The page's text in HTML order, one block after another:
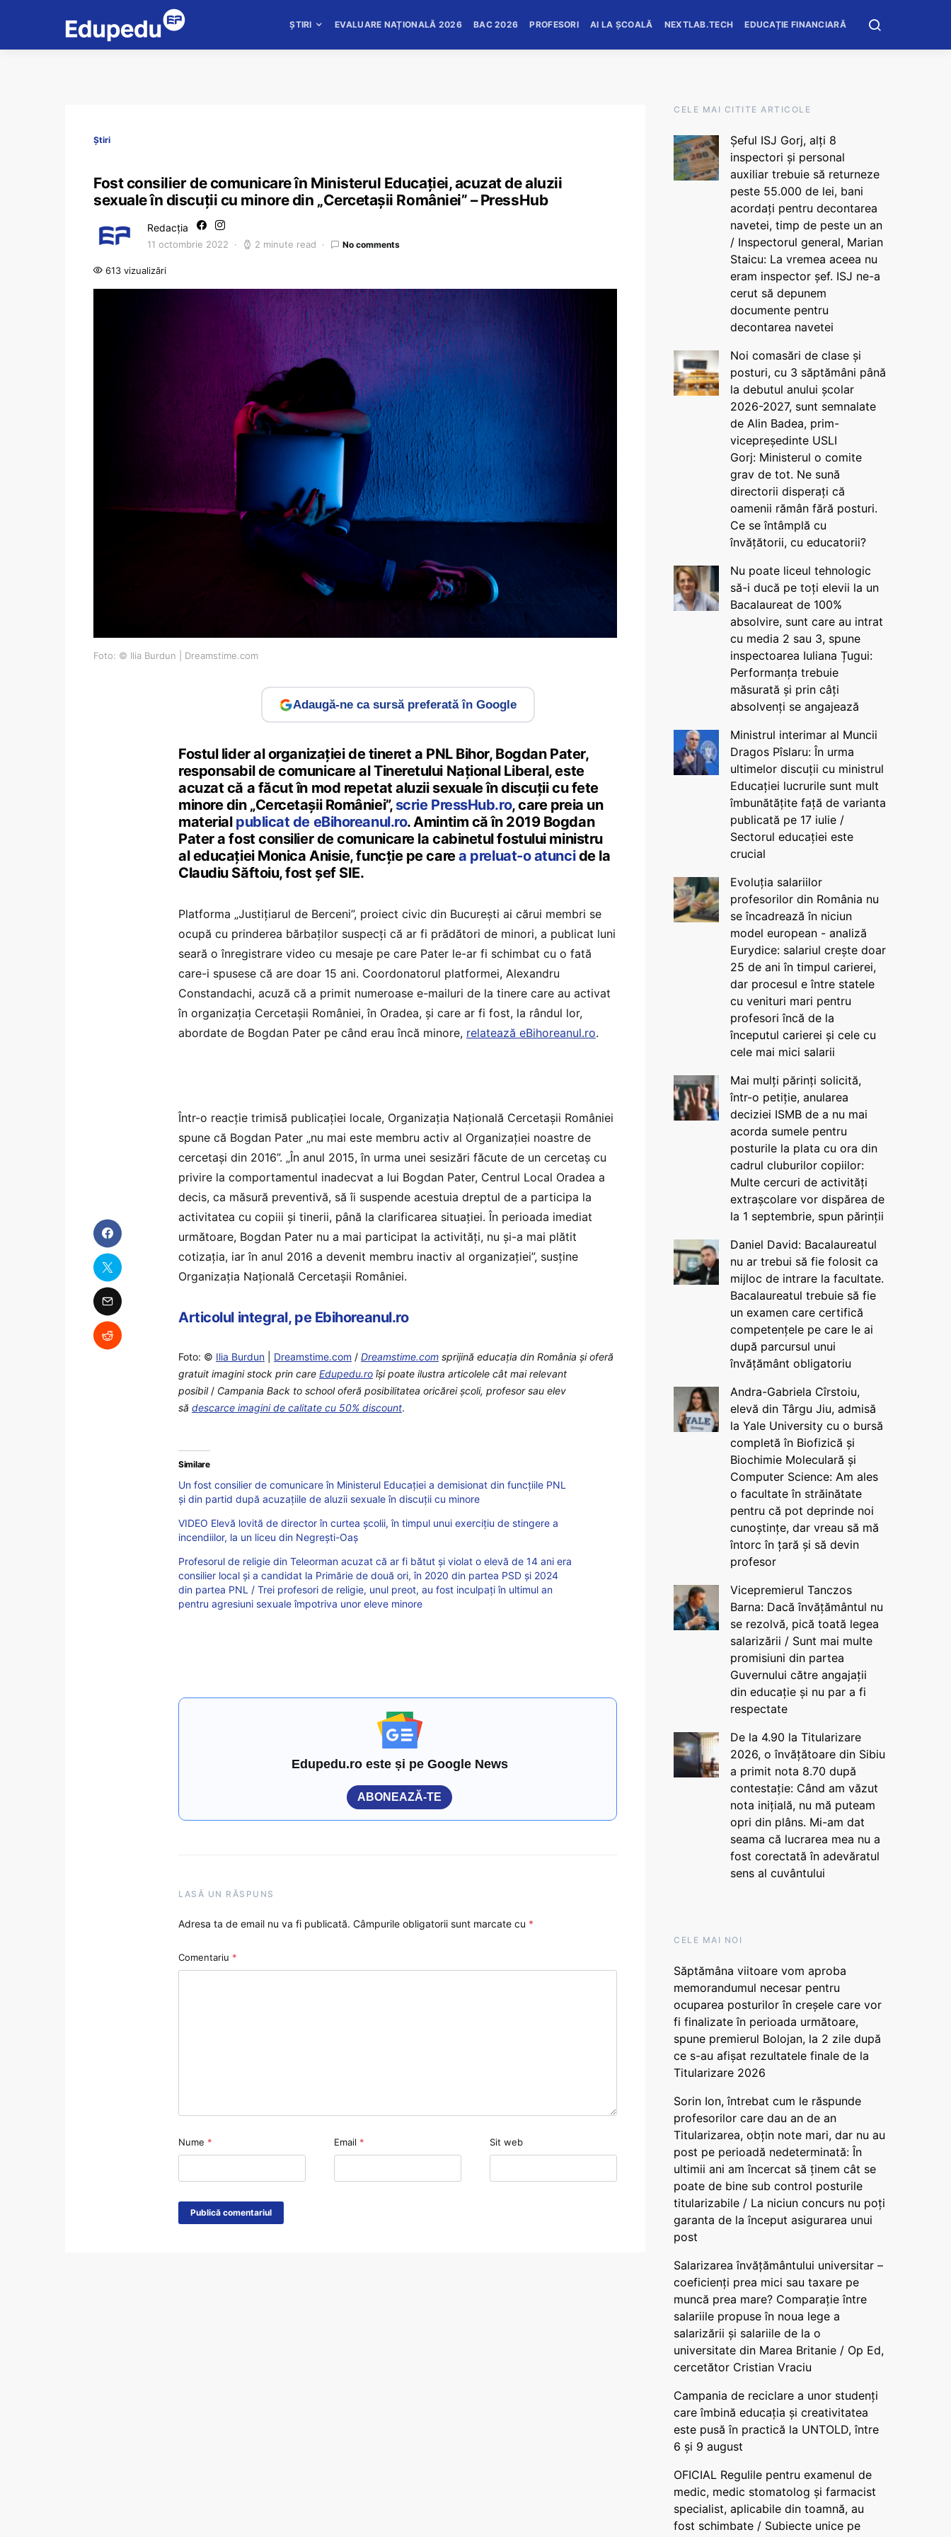
ȘTIRI EVALUARE NAȚIONALĂ 2026 BAC 2026 PROFESORI AI LA ȘCOALĂ NEXTLAB.TECH EDUCAȚIE FINANCIARĂ
Știri
Fost consilier de comunicare în Ministerul Educației, acuzat de aluzii
sexuale în discuții cu minore din „Cercetașii României” – PressHub
Redacția
11 octombrie 2022 2 minute read No comments
613 vizualizări
Foto: © Ilia Burdun | Dreamstime.com
Adaugă-ne ca sursă preferată în Google
Fostul lider al organizației de tineret a PNL Bihor, Bogdan Pater,
responsabil de comunicare al Tineretului Național Liberal, este
acuzat că a făcut în mod repetat aluzii sexuale în discuții cu fete
minore din „Cercetașii României”, scrie PressHub.ro, care preia un
material publicat de eBihoreanul.ro. Amintim că în 2019 Bogdan
Pater a fost consilier de comunicare la cabinetul fostului ministru
al educației Monica Anisie, funcție pe carea preluat-o atuncide la
Claudiu Săftoiu, fost șef SIE.
Platforma „Justițiarul de Berceni”, proiect civic din București ai cărui membri se
ocupă cu prinderea bărbaților suspecți că ar fi prădători de minori, a publicat luni
seară o înregistrare video cu mesaje pe care Pater le-ar fi schimbat cu o fată
care-i spusese că are doar 15 ani. Coordonatorul platformei, Alexandru
Constandachi, acuză că a primit numeroase e-mailuri de la tinere care au activat
în organizația Cercetașii României, în Oradea, și care ar fi fost, la rândul lor,
abordate de Bogdan Pater pe când erau încă minore, relatează eBihoreanul.ro.
Într-o reacție trimisă publicației locale, Organizația Națională Cercetașii României
spune că Bogdan Pater „nu mai este membru activ al Organizației noastre de
cercetași din 2016”. „În anul 2015, în urma unei sesizări făcute de un cercetaș cu
privire la comportamentul inadecvat a lui Bogdan Pater, Centrul Local Oradea a
decis, ca măsură preventivă, să îi suspende acestuia dreptul de a participa la
activitatea cu copiii și tinerii, până la clarificarea situației. În perioada imediat
următoare, Bogdan Pater nu a mai participat la activități, nu și-a mai plătit
cotizația, iar în anul 2016 a devenit membru inactiv al organizației”, susține
Organizația Națională Cercetașii României.
Articolul integral, pe Ebihoreanul.ro
Foto: © Ilia Burdun Dreamstime.com / Dreamstime.com sprijină educaţia din România şi oferă
gratuit imagini stock prin care Edupedu.ro îşi poate ilustra articolele cât mai relevant
posibil/ Campania Back to school oferă posibilitatea oricărei școli, profesor sau elev
să descarce imagini de calitate cu 50% discount.
Similare
Un fost consilier de comunicare în Ministerul Educației a demisionat din funcțiile PNL
și din partid după acuzațiile de aluzii sexuale în discuții cu minore
VIDEO Elevă lovită de director în curtea școlii, în timpul unui exercițiu de stingere a
incendiilor, la un liceu din Negrești-Oaș
Profesorul de religie din Teleorman acuzat că ar fi bătut și violat o elevă de 14 ani era
consilier local și a candidat la Primărie de două ori, în 2020 din partea PSD și 2024
din partea PNL / Trei profesori de religie, unul preot, au fost inculpați în ultimul an
pentru agresiuni sexuale împotriva unor eleve minore
Edupedu.ro este și pe Google News
ABONEAZĂ-TE
LASĂ UN RĂSPUNS
Adresa ta de email nu va fi publicată. Câmpurile obligatorii sunt marcate cu *
Comentariu *
Nume * Email * Sit web
CELE MAI CITITE ARTICOLE
Șeful ISJ Gorj, alți 8
inspectori și personal
auxiliar trebuie să returneze
peste 55.000 de lei, bani
acordați pentru decontarea
navetei, timp de peste un an
/ Inspectorul general, Marian
Staicu: La vremea aceea nu
eram inspector șef. ISJ ne-a
cerut să depunem
documente pentru
decontarea navetei
Noi comasări de clase și
posturi, cu 3 săptămâni până
la debutul anului școlar
2026-2027, sunt semnalate
de Alin Badea, prim-
vicepreședinte USLI
Gorj: Ministerul o comite
grav de tot. Ne sună
directorii disperați că
oamenii rămân fără posturi.
Ce se întâmplă cu
învățătorii, cu educatorii?
Nu poate liceul tehnologic
să-i ducă pe toți elevii la un
Bacalaureat de 100%
absolvire, sunt care au intrat
cu media 2 sau 3, spune
inspectoarea Iuliana Țugui:
Performanța trebuie
măsurată și prin câți
absolvenți se angajează
Ministrul interimar al Muncii
Dragos Pîslaru: În urma
ultimelor discuții cu ministrul
Educației lucrurile sunt mult
îmbunătățite față de varianta
publicată pe 17 iulie /
Sectorul educației este
crucial
Evoluția salariilor
profesorilor din România nu
se încadrează în niciun
model european - analiză
Eurydice: salariul crește doar
25 de ani în timpul carierei,
dar procesul e între statele
cu venituri mari pentru
profesori încă de la
începutul carierei și cele cu
cele mai mici salarii
Mai mulți părinți solicită,
într-o petiție, anularea
deciziei ISMB de a nu mai
acorda sumele pentru
posturile la plata cu ora din
cadrul cluburilor copiilor:
Multe cercuri de activități
extrașcolare vor dispărea de
la 1 septembrie, spun părinții
Daniel David: Bacalaureatul
nu ar trebui să fie folosit ca
mijloc de intrare la facultate.
Bacalaureatul trebuie să fie
un examen care certifică
competențele pe care le ai
după parcursul unui
învățământ obligatoriu
Andra-Gabriela Cîrstoiu,
elevă din Târgu Jiu, admisă
la Yale University cu o bursă
completă în Biofizică și
Biochimie Moleculară și
Computer Science: Am ales
o facultate în străinătate
pentru că pot deprinde noi
cunoștințe, dar vreau să mă
întorc în țară și să devin
profesor
Vicepremierul Tanczos
Barna: Dacă învățământul nu
se rezolvă, pică toată legea
salarizării / Sunt mai multe
promisiuni din partea
Guvernului către angajații
din educație și nu par a fi
respectate
De la 4.90 la Titularizare
2026, o învățătoare din Sibiu
a primit nota 8.70 după
contestație: Când am văzut
nota inițială, nu mă puteam
opri din plâns. Mi-am dat
seama că lucrarea mea nu a
fost corectată în adevăratul
sens al cuvântului
CELE MAI NOI
Săptămâna viitoare vom aproba
memorandumul necesar pentru
ocuparea posturilor în creșele care vor
fi finalizate în perioada următoare,
spune premierul Bolojan, la 2 zile după
ce s-au afișat rezultatele finale de la
Titularizare 2026
Sorin Ion, întrebat cum le răspunde
profesorilor care dau an de an
Titularizarea, obțin note mari, dar nu au
post pe perioadă nedeterminată: În
ultimii ani am încercat să ținem cât se
poate de bine sub control posturile
titularizabile / La niciun concurs nu poți
garanta de la început asigurarea unui
post
Salarizarea învățământului universitar –
coeficienți prea mici sau taxare pe
muncă prea mare? Comparație între
salariile propuse în noua lege a
salarizării și salariile de la o
universitate din Marea Britanie / Op Ed,
cercetător Cristian Vraciu
Campania de reciclare a unor studenți
care îmbină educația și creativitatea
este pusă în practică la UNTOLD, între
6 și 9 august
OFICIAL Regulile pentru examenul de
medic, medic stomatolog și farmacist
specialist, aplicabile din toamnă, au
fost schimbate / Subiecte unice pe